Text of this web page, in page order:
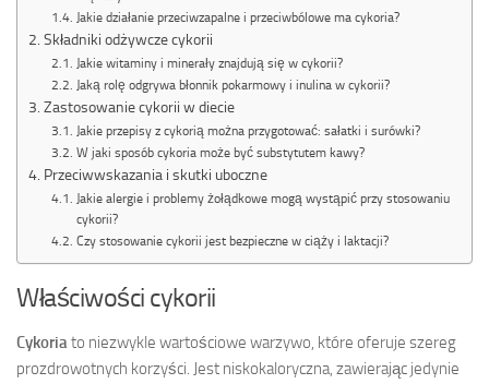
Jakie działanie przeciwzapalne i przeciwbólowe ma cykoria?
Składniki odżywcze cykorii
Jakie witaminy i minerały znajdują się w cykorii?
Jaką rolę odgrywa błonnik pokarmowy i inulina w cykorii?
Zastosowanie cykorii w diecie
Jakie przepisy z cykorią można przygotować: sałatki i surówki?
W jaki sposób cykoria może być substytutem kawy?
Przeciwwskazania i skutki uboczne
Jakie alergie i problemy żołądkowe mogą wystąpić przy stosowaniu
cykorii?
Czy stosowanie cykorii jest bezpieczne w ciąży i laktacji?
Właściwości cykorii
Cykoriato niezwykle wartościowe warzywo, które oferuje szereg
prozdrowotnych korzyści. Jest niskokaloryczna, zawierając jedynie